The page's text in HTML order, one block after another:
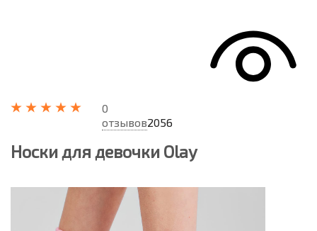
0
отзывов2056
Носки для девочки Olay